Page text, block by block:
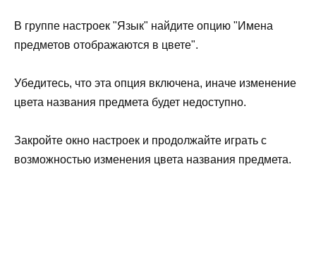
В группе настроек "Язык" найдите опцию "Имена
предметов отображаются в цвете".
Убедитесь, что эта опция включена, иначе изменение
цвета названия предмета будет недоступно.
Закройте окно настроек и продолжайте играть с
возможностью изменения цвета названия предмета.